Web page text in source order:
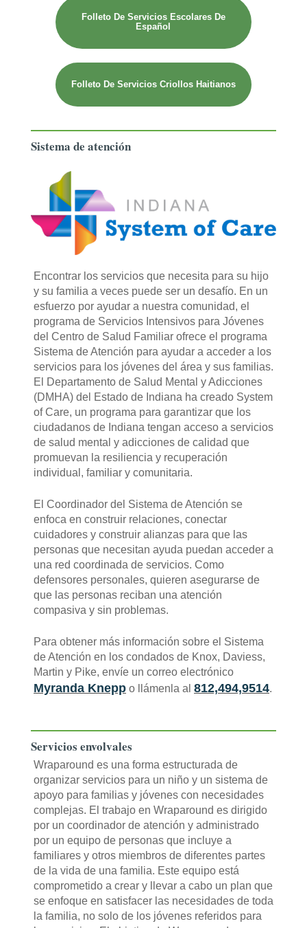
Folleto De Servicios Escolares De
Español
Folleto De Servicios Criollos Haitianos
Sistema de atención
Encontrar los servicios que necesita para su hijo
y su familia a veces puede ser un desafío. En un
esfuerzo por ayudar a nuestra comunidad, el
programa de Servicios Intensivos para Jóvenes
del Centro de Salud Familiar ofrece el programa
Sistema de Atención para ayudar a acceder a los
servicios para los jóvenes del área y sus familias.
El Departamento de Salud Mental y Adicciones
(DMHA) del Estado de Indiana ha creado System
of Care, un programa para garantizar que los
ciudadanos de Indiana tengan acceso a servicios
de salud mental y adicciones de calidad que
promuevan la resiliencia y recuperación
individual, familiar y comunitaria.
El Coordinador del Sistema de Atención se
enfoca en construir relaciones, conectar
cuidadores y construir alianzas para que las
personas que necesitan ayuda puedan acceder a
una red coordinada de servicios. Como
defensores personales, quieren asegurarse de
que las personas reciban una atención
compasiva y sin problemas.
Para obtener más información sobre el Sistema
de Atención en los condados de Knox, Daviess,
Martin y Pike, envíe un correo electrónico
Myranda Knepp o llámenla al 812,494,9514.
Servicios envolvales
Wraparound es una forma estructurada de
organizar servicios para un niño y un sistema de
apoyo para familias y jóvenes con necesidades
complejas. El trabajo en Wraparound es dirigido
por un coordinador de atención y administrado
por un equipo de personas que incluye a
familiares y otros miembros de diferentes partes
de la vida de una familia. Este equipo está
comprometido a crear y llevar a cabo un plan que
se enfoque en satisfacer las necesidades de toda
la familia, no solo de los jóvenes referidos para